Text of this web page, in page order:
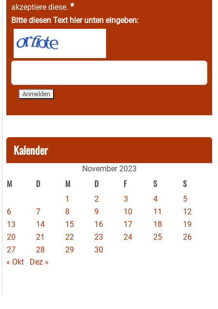
akzeptiere diese. *
Bitte diesen Text hier unten eingeben:
Kalender
November 2023
M D M D F S S
1 2 3 4
5
6
7 8 9 10 11
12
13
14 15 16 17 18
19
20
21 22 23 24 25
26
27
28 29
30
« Okt
Dez »